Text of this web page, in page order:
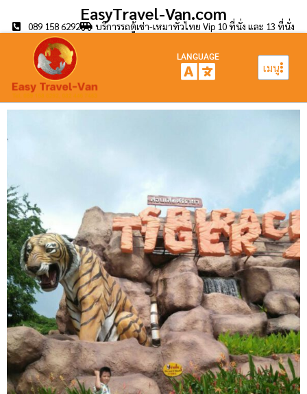
EasyTravel-Van.com
089 158 6292 บริการรถตู้เช่า-เหมาทั่วไทย Vip 10 ที่นั่ง และ 13 ที่นั่ง
เมนู
LANGUAGE